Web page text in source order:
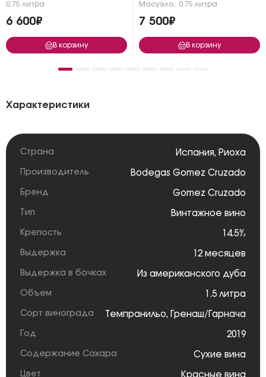
0.75 литра
6 600₽
В корзину
Масуэло
0.75 литра
7 500₽
В корзину
Характеристики
Страна Испания, Риоха
Производитель Bodegas Gomez Cruzado
Бренд Gomez Cruzado
Тип Винтажное вино
Крепость 14.5%
Выдержка 12 месяцев
Выдержка в бочках Из американского дуба
Объем 1.5 литра
Сорт винограда Темпранильо, Гренаш/Гарнача
Год 2019
Содержание Сахара Сухие вина
Цвет Красные вина